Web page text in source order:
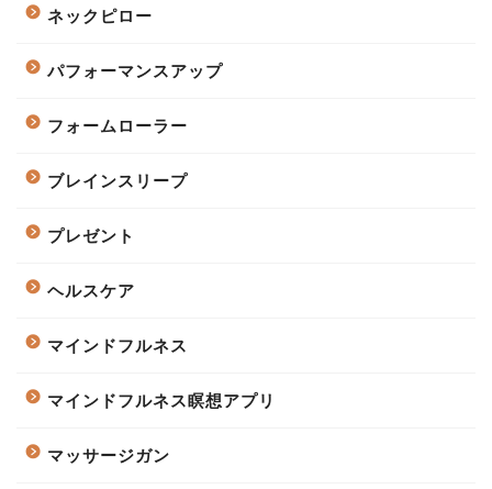
ネックピロー
パフォーマンスアップ
フォームローラー
ブレインスリープ
プレゼント
ヘルスケア
マインドフルネス
マインドフルネス瞑想アプリ
マッサージガン